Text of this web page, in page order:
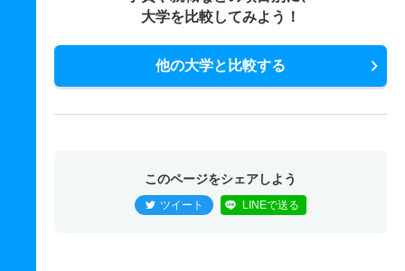
大学を比較してみよう！
他の大学と比較する
このページをシェアしよう
ツイート LINEで送る